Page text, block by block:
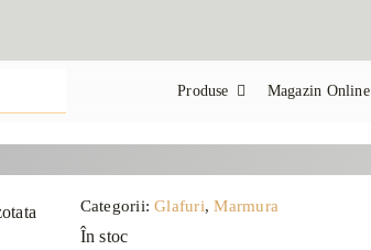
Produse Magazin Online
Categorii:Glafuri,Marmura
În stoc